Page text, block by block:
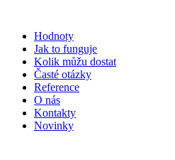
Hodnoty
Jak to funguje
Kolik můžu dostat
Časté otázky
Reference
O nás
Kontakty
Novinky